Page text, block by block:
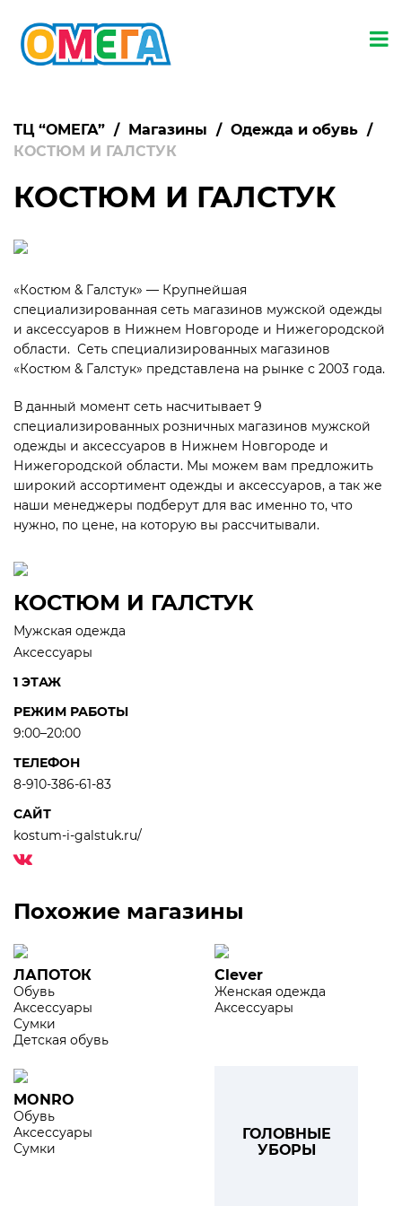
ТЦ “ОМЕГА” / Магазины / Одежда и обувь /
КОСТЮМ И ГАЛСТУК
КОСТЮМ И ГАЛСТУК
«Костюм & Галстук» — Крупнейшая
специализированная сеть магазинов мужской одежды
и аксессуаров в Нижнем Новгороде и Нижегородской
области. Сеть специализированных магазинов
«Костюм & Галстук» представлена на рынке с 2003 года.
В данный момент сеть насчитывает 9
специализированных розничных магазинов мужской
одежды и аксессуаров в Нижнем Новгороде и
Нижегородской области. Мы можем вам предложить
широкий ассортимент одежды и аксессуаров, а так же
наши менеджеры подберут для вас именно то, что
нужно, по цене, на которую вы рассчитывали.
КОСТЮМ И ГАЛСТУК
Мужская одежда
Аксессуары
1 ЭТАЖ
РЕЖИМ РАБОТЫ
9:00–20:00
ТЕЛЕФОН
8-910-386-61-83
САЙТ
kostum-i-galstuk.ru/
Похожие магазины
ЛАПОТОК
Обувь
Аксессуары
Сумки
Детская обувь
Clever
Женская одежда
Аксессуары
MONRO
Обувь
Аксессуары
Сумки
ГОЛОВНЫЕ
УБОРЫ